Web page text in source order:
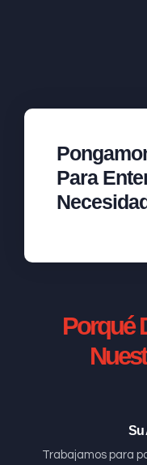
Para
Porqué
Su
Trabajamos para